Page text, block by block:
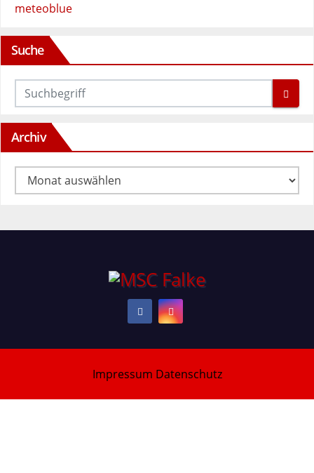
meteoblue
Suche
Archiv
Archiv
Impressum Datenschutz